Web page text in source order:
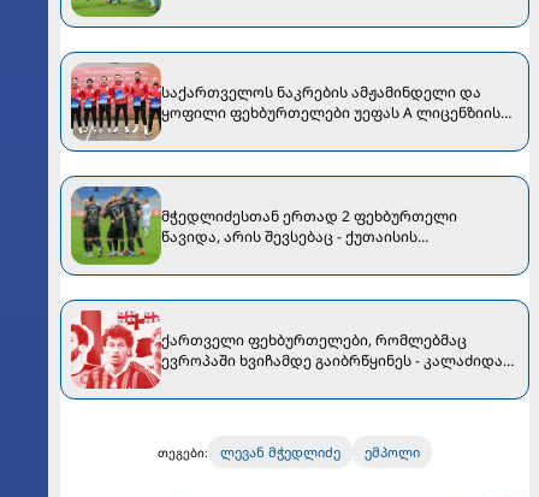
საქართველოს ნაკრების ამჟამინდელი და
ყოფილი ფეხბურთელები უეფას A ლიცენზიის
მჭედლიძესთან ერთად 2 ფეხბურთელი
წავიდა, არის შევსებაც - ქუთაისის
ქართველი ფეხბურთელები, რომლებმაც
ევროპაში ხვიჩამდე გაიბრწყინეს - კალაძიდან
ბომბარდირამდე
თეგები: ლევან მჭედლიძე ემპოლი